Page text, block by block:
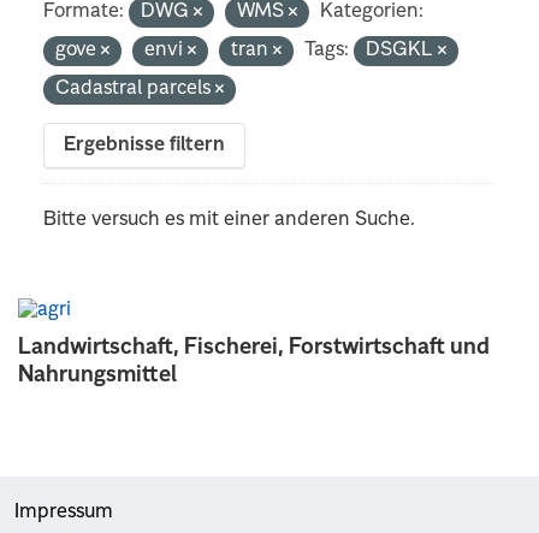
Landwirtschaft, Fischerei, Forstwirtschaft und
Nahrungsmittel
Formate: DWG WMS
Kategorien:
gove
envi tran Tags:
DSGKL
Cadastral parcels
Ergebnisse filtern
Bitte versuch es mit einer anderen Suche.
Impressum